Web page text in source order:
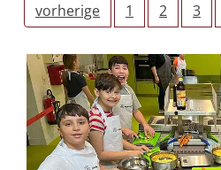
vorherige 1 2 3